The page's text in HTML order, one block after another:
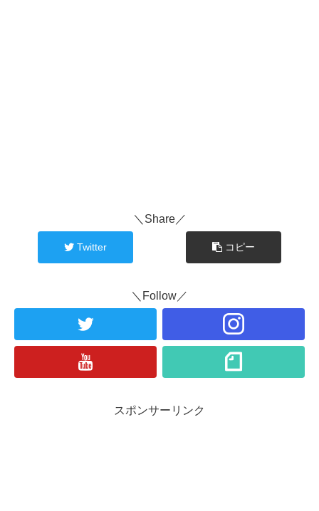
＼Share／
Twitter コピー
＼Follow／
スポンサーリンク